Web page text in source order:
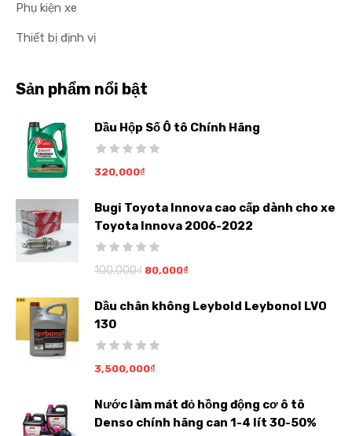
Phụ kiện xe
Thiết bị định vị
Sản phẩm nổi bật
Dầu Hộp Số Ô tô Chính Hãng
320,000₫
Bugi Toyota Innova cao cấp dành cho xe
Toyota Innova 2006-2022
100,000₫ 80,000₫
Dầu chân không Leybold Leybonol LVO
130
3,500,000₫
Nước làm mát đỏ hồng động cơ ô tô
Denso chính hãng can 1-4 lít 30-50%